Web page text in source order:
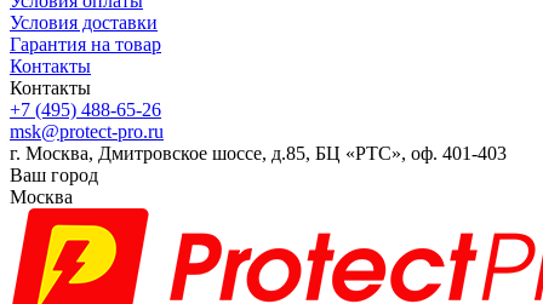
Условия доставки
Гарантия на товар
Контакты
Контакты
+7 (495) 488-65-26
msk@protect-pro.ru
г. Москва, Дмитровское шоссе, д.85, БЦ «РТС», оф. 401-403
Ваш город
Москва